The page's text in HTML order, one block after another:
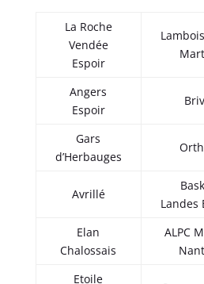
La Roche
Vendée
Espoir
Angers
Espoir
Gars
d’Herbauges
Avrillé
Landes
Elan
Chalossais
ALPC
Etoile